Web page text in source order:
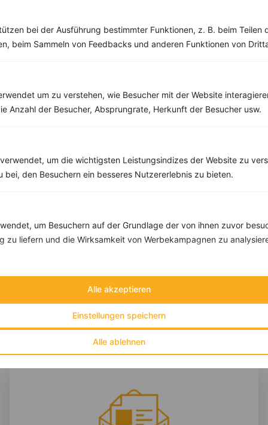
bei der Ausführung bestimmter Funktionen, z. B. beim Teilen
beim Sammeln von Feedbacks und anderen Funktionen von
um zu verstehen, wie Besucher mit der Website
Anzahl der Besucher, Absprungrate, Herkunft der Besucher usw.
um die wichtigsten Leistungsindizes der Website zu
bei, den Besuchern ein besseres Nutzererlebnis zu bieten.
um Besuchern auf der Grundlage der von ihnen zuvor
zu liefern und die Wirksamkeit von Werbekampagnen zu
Alle ablehnen
Einstellungen speichern
Alle akzeptieren
‹ ›
Rindfleischeintopf mit Kürbis, Paprika und Kidneybohnen
Kalorien:378 kcal
Rezepte
‹ ›
Kalorien: 598 kcal
Fett:27 g